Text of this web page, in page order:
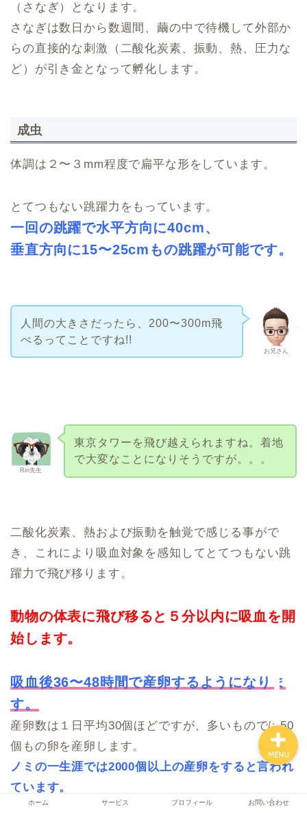
（さなぎ）となります。
さなぎは数日から数週間、繭の中で待機して外部か
らの直接的な刺激（二酸化炭素、振動、熱、圧力な
ど）が引き金となって孵化します。
成虫
体調は２〜３mm程度で扁平な形をしています。
とてつもない跳躍力をもっています。
一回の跳躍で水平方向に40cm、
垂直方向に15〜25cmもの跳躍が可能です。
お兄さん
人間の大きさだったら、200〜300m飛
べるってことですね!!
Rin先生
東京タワーを飛び越えられますね。着地
で大変なことになりそうですが。。。
二酸化炭素、熱および振動を触覚で感じる事がで
き、これにより吸血対象を感知してとてつもない跳
躍力で飛び移ります。
動物の体表に飛び移ると５分以内に吸血を開
始します。
吸血後36〜48時間で産卵するようになりま
す。
産卵数は１日平均30個ほどですが、多いものでは50
個もの卵を産卵します。
ノミの一生涯では2000個以上の産卵をすると言われ
ています。
ホーム サービス プロフィール お問い合わせ
MENU
ホーム
お問い合わせ